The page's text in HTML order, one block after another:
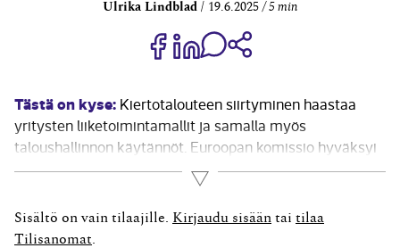
Ulrika Lindblad 19.6.2025 5 min
Jaa Share on Facebook
Jaa Share on LinkedIn
Jaa WhatsApp-viestinä
Tästä on kyse: Kiertotalouteen siirtyminen haastaa
yritysten liiketoimintamallit ja samalla myös
taloushallinnon käytännöt. Euroopan komissio hyväksyi
uuden kiertotalouden toimintasuunnitelman (CEAP)
maaliskuussa 2020, johon myös Suomi on sitoutunut. Se
on yksi Euroopan vihreän kehityksen ohjelman
(European Green Deal) pääelementeistä kestävän
Lue lisää
Sisältö on vain tilaajille. Kirjaudu sisään tai tilaa
Tilisanomat